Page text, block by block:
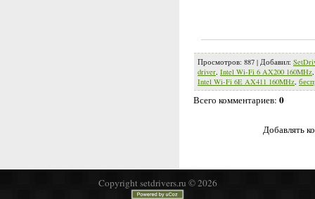
Просмотров: 887 | Добавил:
driver, Intel Wi-Fi 6 AX200 160MHz
Intel Wi-Fi 6E AX411 160MHz,
Всего комментариев: 0
Добавлять
Copyright setdrivers.ru © 2026